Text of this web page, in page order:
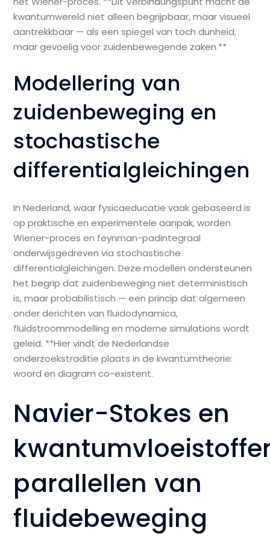
kwantumwereld niet alleen begrijpbaar, maar visueel
aantrekkbaar — als een spiegel van toch dunheid,
maar gevoelig voor zuidenbewegende zaken.**
Modellering van
zuidenbeweging en
stochastische
differentialgleichingen
In Nederland, waar fysicaeducatie vaak gebaseerd is
op praktische en experimentele aanpak, worden
Wiener-proces en feynman-padintegraal
onderwijsgedreven via stochastische
differentialgleichingen. Deze modellen ondersteunen
het begrip dat zuidenbeweging niet deterministisch
is, maar probabilistisch — een princip dat algemeen
onder derichten van fluidodynamica,
fluidstroommodelling en moderne simulations wordt
geleid. **Hier vindt de Nederlandse
onderzoekstraditie plaats in de kwantumtheorie:
woord en diagram co-existent.
Navier-Stokes en
parallellen van
fluidebeweging